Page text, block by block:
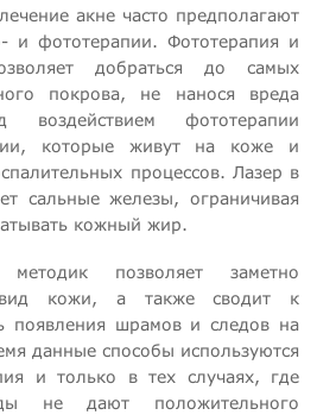
акне часто предполагают
и фототерапии. Фототерапия и
добраться до самых
покрова, не нанося вреда
воздействием фототерапии
которые живут на коже и
процессов. Лазер в
сальные железы, ограничивая
кожный жир.
позволяет заметно
кожи, а также сводит к
появления шрамов и следов на
данные способы используются
и только в тех случаях, где
не дают положительного